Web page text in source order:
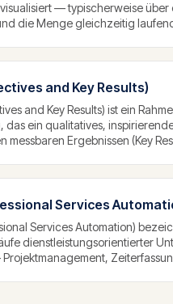
— typischerweise über
die Menge gleichzeitig
and Key Results)
and Key Results) ist ein
das ein qualitatives,
messbaren Ergebnissen (Key
Services
Services Automation)
dienstleistungsorientierter